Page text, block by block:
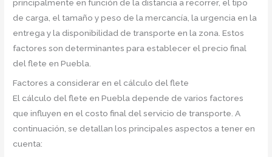
principalmente en función de la distancia a recorrer, el tipo
de carga, el tamaño y peso de la mercancía, la urgencia en la
entrega y la disponibilidad de transporte en la zona. Estos
factores son determinantes para establecer el precio final
del flete en Puebla.
Factores a considerar en el cálculo del flete
El cálculo del flete en Puebla depende de varios factores
que influyen en el costo final del servicio de transporte. A
continuación, se detallan los principales aspectos a tener en
cuenta: